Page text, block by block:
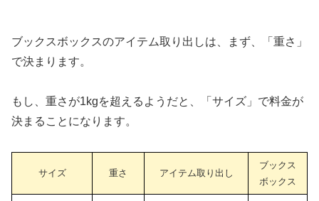
ブックスボックスのアイテム取り出しは、まず、「重さ」
で決まります。
もし、重さが1kgを超えるようだと、「サイズ」で料金が
決まることになります。
サイズ 重さ アイテム取り出し
ブックス
ボックス